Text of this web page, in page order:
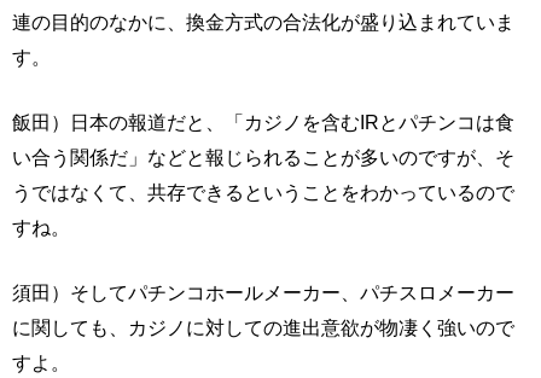
連の目的のなかに、換金方式の合法化が盛り込まれていま
す。
飯田）日本の報道だと、「カジノを含むIRとパチンコは食
い合う関係だ」などと報じられることが多いのですが、そ
うではなくて、共存できるということをわかっているので
すね。
須田）そしてパチンコホールメーカー、パチスロメーカー
に関しても、カジノに対しての進出意欲が物凄く強いので
すよ。